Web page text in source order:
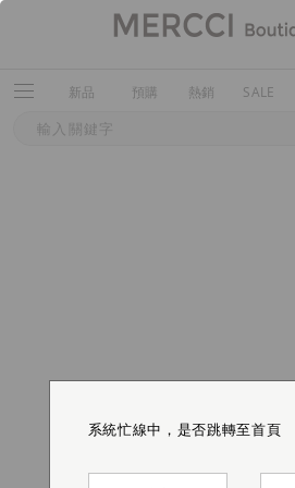
新品 預購 熱銷 SALE
系統忙線中，是否跳轉至首頁
系統忙線中，是否跳轉至首頁
系統忙線中，是否跳轉至首頁
系統忙線中，是否跳轉至首頁
系統忙線中，是否跳轉至首頁